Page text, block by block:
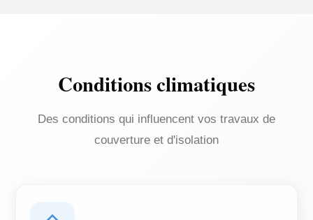
Conditions climatiques
Des conditions qui influencent vos travaux de
couverture et d'isolation